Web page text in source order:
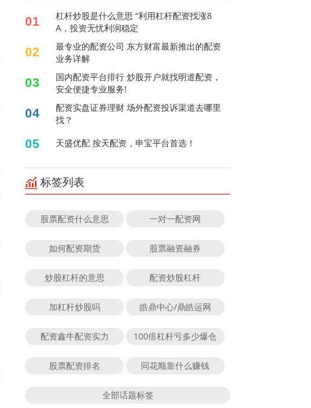
01
杠杆炒股是什么意思 “利用杠杆配资找涨8
A，投资无忧利润稳定
02
最专业的配资公司 东方财富最新推出的配资
业务详解
03
国内配资平台排行 炒股开户就找明道配资，
安全便捷专业服务!
04
配资实盘证券理财 场外配资投诉渠道去哪里
找？
05 天盛优配 按天配资，申宝平台首选！
标签列表
股票配资什么意思 一对一配资网
如何配资期货 股票融资融券
炒股杠杆的意思 配资炒股杠杆
加杠杆炒股吗 皓鼎中心/鼎皓运网
配资鑫牛配资实力 100倍杠杆亏多少爆仓
股票配资排名 同花顺靠什么赚钱
全部话题标签